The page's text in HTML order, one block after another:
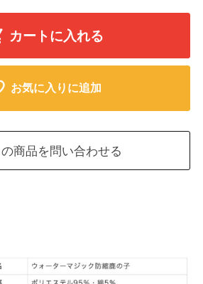
カートに入れる
お気に入りに追加
商品を問い合わせる